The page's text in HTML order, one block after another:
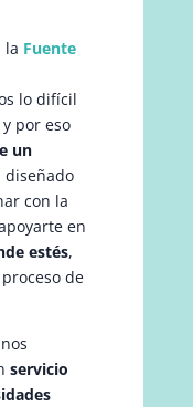
la Fuente
lo difícil
por eso
un
diseñado
con la
en
estés,
de
servicio